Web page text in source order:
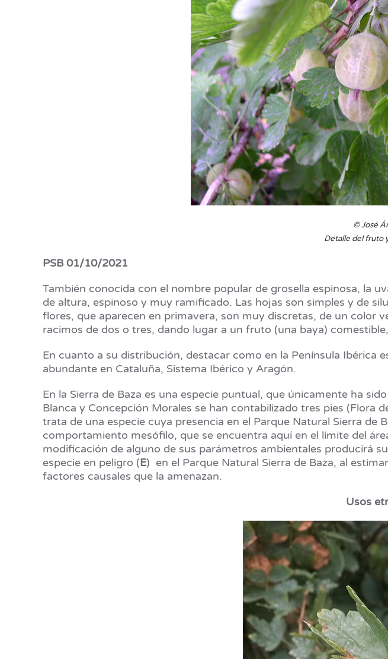
© José
Detalle del fruto
PSB 01/10/2021
También conocida con el nombre popular de grosella espinosa, la
de altura, espinoso y muy ramificado. Las hojas son simples y de
flores, que aparecen en primavera, son muy discretas, de un color
racimos de dos o tres, dando lugar a un fruto (una baya)
En cuanto a su distribución, destacar como en la Península Ibérica
abundante en Cataluña, Sistema Ibérico y Aragón.
En la Sierra de Baza es una especie puntual, que únicamente ha
Blanca y Concepción Morales se han contabilizado tres pies (Flora
trata de una especie cuya presencia en el Parque Natural Sierra
comportamiento mesófilo, que se encuentra aquí en el límite del
modificación de alguno de sus parámetros ambientales producirá
especie en peligro (E) en el Parque Natural Sierra de Baza, al
factores causales que la amenazan.
Usos